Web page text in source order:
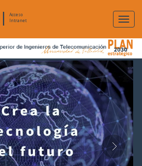
|
Acceso
Intranet